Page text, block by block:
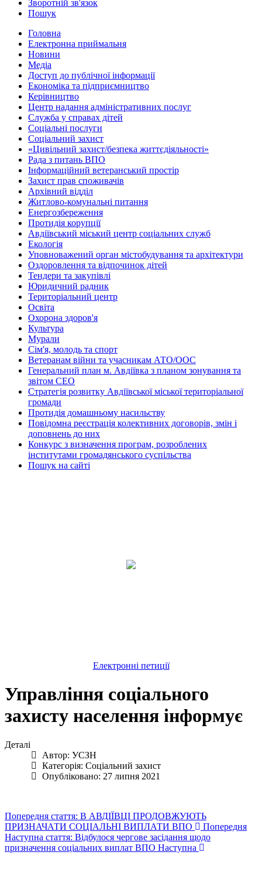
Зворотній зв'язок
Пошук
Головна
Електронна приймальня
Новини
Медіа
Доступ до публічної інформації
Економіка та підприємництво
Керівництво
Центр надання адміністративних послуг
Служба у справах дітей
Соціальні послуги
Соціальний захист
«Цивільний захист/безпека життєдіяльності»
Рада з питань ВПО
Інформаційний ветеранський простір
Захист прав споживачів
Архівний відділ
Житлово-комунальні питання
Енергозбереження
Протидія корупції
Авдіївський міський центр соціальних служб
Екологія
Уповноважений орган містобудування та архітектури
Оздоровлення та відпочинок дітей
Тендери та закупівлі
Юридичний радник
Територіальний центр
Освіта
Охорона здоров'я
Культура
Мурали
Сім'я, молодь та спорт
Ветеранам війни та учасникам АТО/ООС
Генеральний план м. Авдіївка з планом зонування та
звітом СЕО
Стратегія розвитку Авдіївської міської територіальної
громади
Протидія домашньому насильству
Повідомна реєстрація колективних договорів, змін і
доповнень до них
Конкурс з визначення програм, розроблених
інститутами громадянського суспільства
Пошук на сайті
Електронні петиції
Управління соціального
захисту населення інформує
Деталі
Автор: УСЗН
Категорія: Соціальний захист
Опубліковано: 27 липня 2021
Попередня стаття: В АВДІЇВЦІ ПРОДОВЖУЮТЬ
ПРИЗНАЧАТИ СОЦІАЛЬНІ ВИПЛАТИ ВПО
Попередня
Наступна стаття: Відбулося чергове засідання щодо
призначення соціальних виплат ВПО Наступна